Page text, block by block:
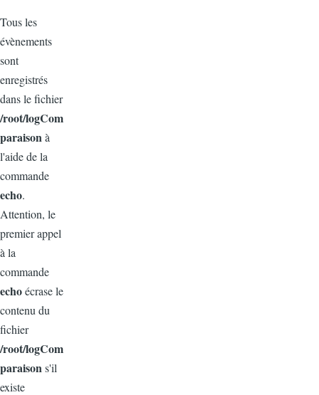
Tous les
évènements
sont
enregistrés
dans le fichier
/root/logCom
paraisonà
l'aide de la
commande
echo.
Attention, le
premier appel
à la
commande
echoécrase le
contenu du
fichier
/root/logCom
paraisons'il
existe